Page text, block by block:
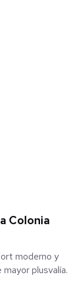
Colonia
moderno y
plusvalía.